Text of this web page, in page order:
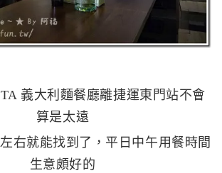
義大利麵餐廳離捷運東門站不會
算是太遠
右就能找到了，平日中午用餐時間
生意頗好的